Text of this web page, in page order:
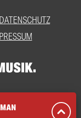
DATENSCHUTZ